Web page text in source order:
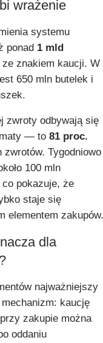
wrażenie
systemu
ponad 1 mld
ze znakiem kaucji. W
650 mln butelek i
zwroty odbywają się
— to 81 proc.
Tygodniowo
100 mln
co pokazuje, że
staje się
elementem zakupów.
dla
najważniejszy
kaucję
zakupie można
oddaniu